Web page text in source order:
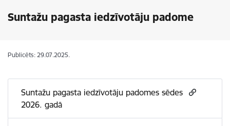
Suntažu pagasta iedzīvotāju padome
Publicēts: 29.07.2025.
Suntažu pagasta iedzīvotāju padomes sēdes
2026. gadā